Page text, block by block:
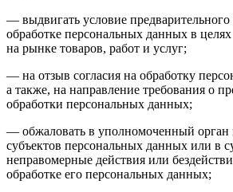
— выдвигать условие предварительного
обработке персональных данных в
на рынке товаров, работ и услуг;
— на отзыв согласия на обработку
а также, на направление требования о
обработки персональных данных;
— обжаловать в уполномоченный орган
субъектов персональных данных или в
неправомерные действия или
обработке его персональных данных;